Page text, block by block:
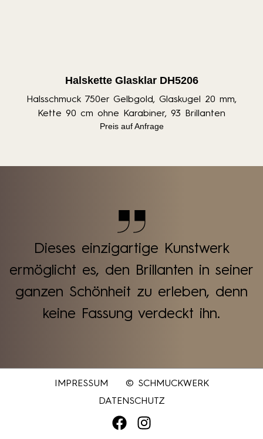
Halskette Glasklar DH5206
Halsschmuck 750er Gelbgold, Glaskugel 20 mm,
Kette 90 cm ohne Karabiner, 93 Brillanten
Preis auf Anfrage
Dieses einzigartige Kunstwerk
ermöglicht es, den Brillanten in seiner
ganzen Schönheit zu erleben, denn
keine Fassung verdeckt ihn.
IMPRESSUM
© SCHMUCKWERK
DATENSCHUTZ